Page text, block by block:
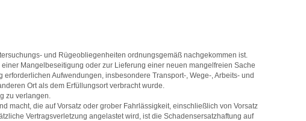
und Rügeobliegenheiten ordnungsgemäß nachgekommen ist.
Mangelbeseitigung oder zur Lieferung einer neuen mangelfreien Sache
Aufwendungen, insbesondere Transport-, Wege-, Arbeits- und
Ort als dem Erfüllungsort verbracht wurde.
zu verlangen.
macht, die auf Vorsatz oder grober Fahrlässigkeit, einschließlich von Vorsatz
Vertragsverletzung angelastet wird, ist die Schadensersatzhaftung auf